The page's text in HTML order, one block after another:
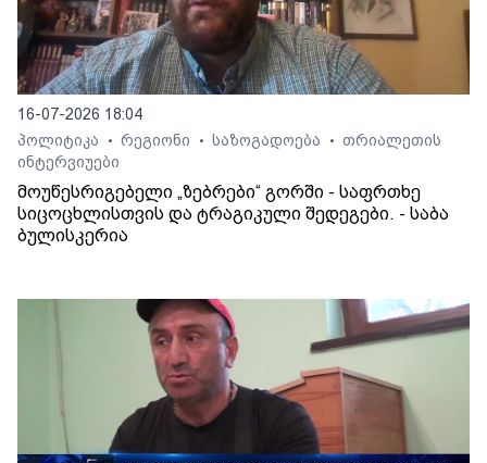
16-07-2026 18:04
პოლიტიკა
• რეგიონი • საზოგადოება • თრიალეთის
ინტერვიუები
მოუწესრიგებელი „ზებრები“ გორში - საფრთხე
სიცოცხლისთვის და ტრაგიკული შედეგები. - საბა
ბულისკერია